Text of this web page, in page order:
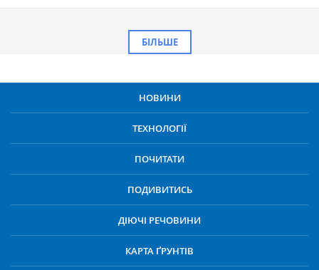
БІЛЬШЕ
НОВИНИ
ТЕХНОЛОГІЇ
ПОЧИТАТИ
ПОДИВИТИСЬ
ДІЮЧІ РЕЧОВИНИ
КАРТА ҐРУНТІВ